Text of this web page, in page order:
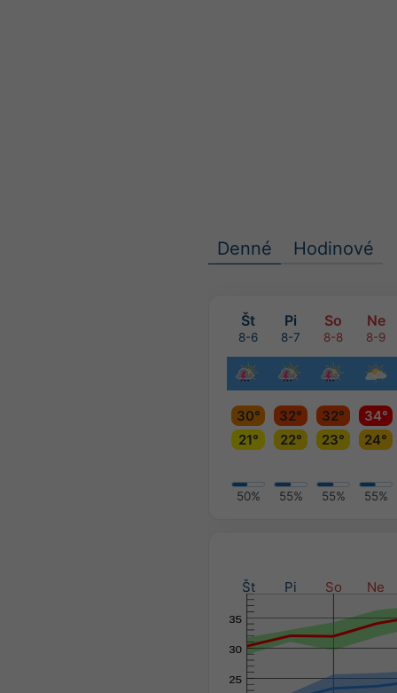
Denné Hodinové
Št Pi So Ne
8-6 8-7 8-8 8-9
30° 32° 32°
34°
21°
22° 23° 24°
50% 55% 55% 55%
Št Pi So Ne